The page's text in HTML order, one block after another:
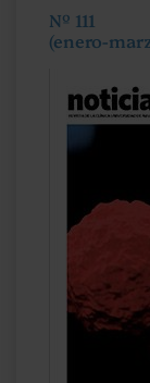
Nº 111
(enero-